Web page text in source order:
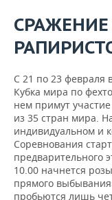
С 21 по 23 февраля
Кубка мира по
нем примут
из 35 стран мира.
индивидуальном и
Соревнования
предварительного
10.00 начнется
прямого
пробьются лишь